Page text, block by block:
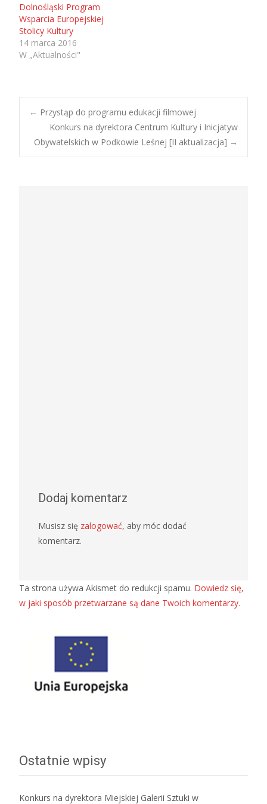
Dolnośląski Program
Wsparcia Europejskiej
Stolicy Kultury
14 marca 2016
W „Aktualności"
Post
navigation
← Przystąp do programu edukacji filmowej
Konkurs na dyrektora Centrum Kultury i Inicjatyw
Obywatelskich w Podkowie Leśnej [II aktualizacja] →
Dodaj komentarz
Musisz się zalogować, aby móc dodać
komentarz.
Ta strona używa Akismet do redukcji spamu. Dowiedz się,
w jaki sposób przetwarzane są dane Twoich komentarzy.
Ostatnie wpisy
Konkurs na dyrektora Miejskiej Galerii Sztuki w